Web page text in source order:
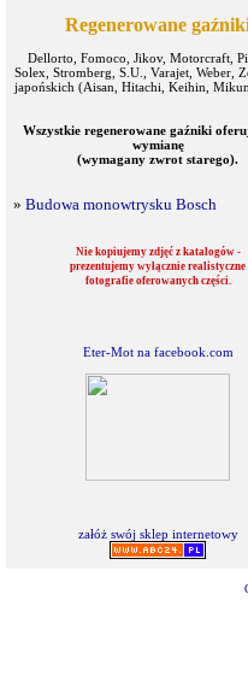
Regenerowane
Dellorto, Fomoco, Jikov, Motorcraft,
Solex, Stromberg, S.U., Varajet, Weber,
japońskich (Aisan, Hitachi, Keihin,
Wszystkie regenerowane gaźniki
wymianę
(wymagany zwrot starego).
» Budowa monowtrysku Bosch
Nie kopiujemy zdjęć z katalogów -
prezentujemy wyłącznie realistyczne
fotografie oferowanych części.
Eter-Mot na facebook.com
załóż swój sklep internetowy